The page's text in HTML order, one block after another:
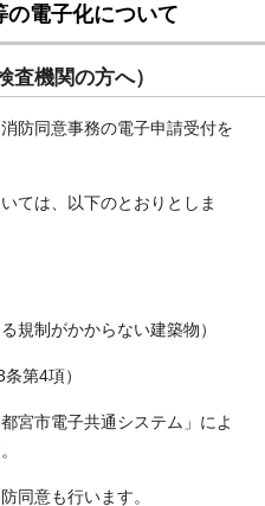
電子化について
査機関の方へ）
防同意事務の電子申請受付を
ては、以下のとおりとしま
制がかからない建築物）
第4項）
市電子共通システム」によ
同意も行います。